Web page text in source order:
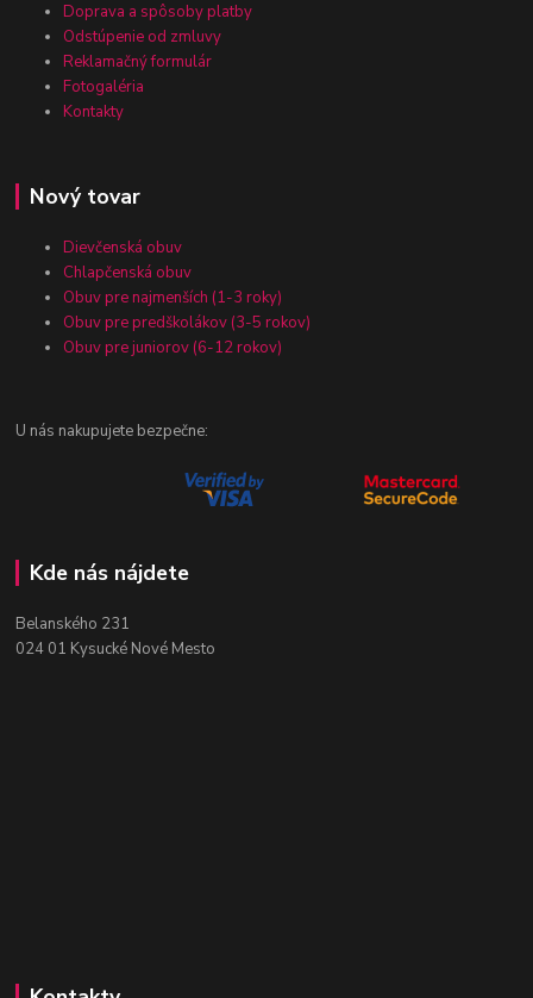
Doprava a spôsoby platby
Odstúpenie od zmluvy
Reklamačný formulár
Fotogaléria
Kontakty
Nový tovar
Dievčenská obuv
Chlapčenská obuv
Obuv pre najmenších (1-3 roky)
Obuv pre predškolákov (3-5 rokov)
Obuv pre juniorov (6-12 rokov)
U nás nakupujete bezpečne:
Kde nás nájdete
Belanského 231
024 01 Kysucké Nové Mesto